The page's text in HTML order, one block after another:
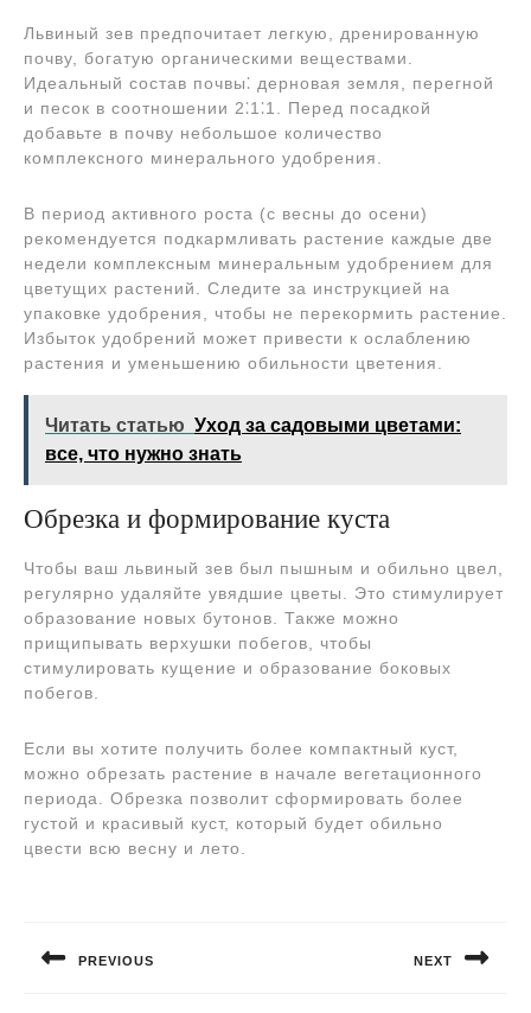
Львиный зев предпочитает легкую, дренированную
почву, богатую органическими веществами.
Идеальный состав почвы⁚ дерновая земля, перегной
и песок в соотношении 2⁚1⁚1. Перед посадкой
добавьте в почву небольшое количество
комплексного минерального удобрения.
В период активного роста (с весны до осени)
рекомендуется подкармливать растение каждые две
недели комплексным минеральным удобрением для
цветущих растений. Следите за инструкцией на
упаковке удобрения, чтобы не перекормить растение.
Избыток удобрений может привести к ослаблению
растения и уменьшению обильности цветения.
Читать статью Уход за садовыми цветами:
все, что нужно знать
Обрезка и формирование куста
Чтобы ваш львиный зев был пышным и обильно цвел,
регулярно удаляйте увядшие цветы. Это стимулирует
образование новых бутонов. Также можно
прищипывать верхушки побегов, чтобы
стимулировать кущение и образование боковых
побегов.
Если вы хотите получить более компактный куст,
можно обрезать растение в начале вегетационного
периода. Обрезка позволит сформировать более
густой и красивый куст, который будет обильно
цвести всю весну и лето.
записям
PREVIOUS NEXT